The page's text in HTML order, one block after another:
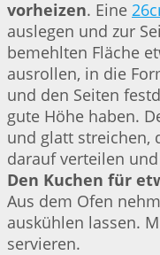
vorheizen. Eine
auslegen und zur
bemehlten Fläche
ausrollen, in die
und den Seiten
gute Höhe haben.
und glatt streichen,
darauf verteilen
Den Kuchen für
Aus dem Ofen
auskühlen lassen.
servieren.